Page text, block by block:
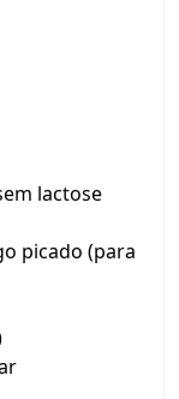
lactose
picado (para